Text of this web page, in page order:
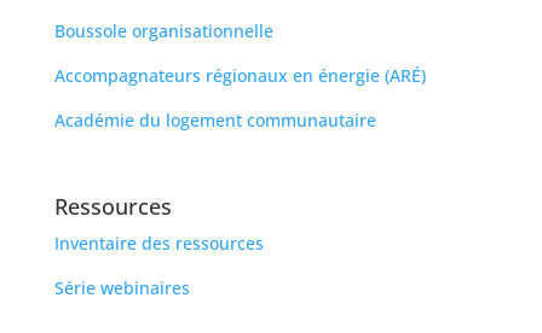
Boussole organisationnelle
Accompagnateurs régionaux en énergie (ARÉ)
Académie du logement communautaire
Ressources
Inventaire des ressources
Série webinaires